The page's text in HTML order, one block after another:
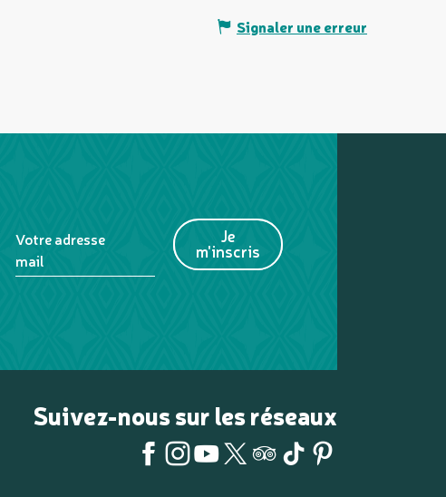
Signaler une erreur
Votre adresse
mail
Je
m'inscris
Suivez-nous sur les réseaux